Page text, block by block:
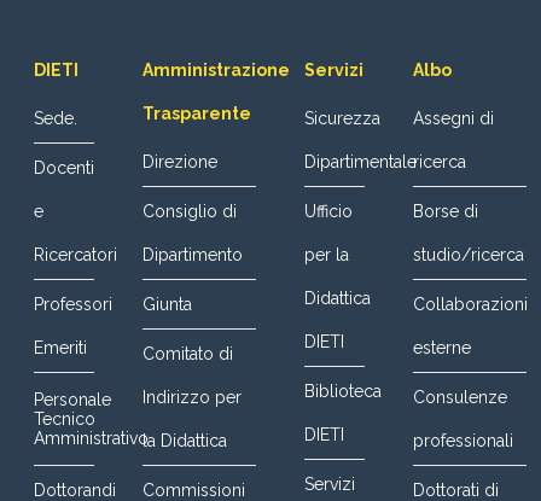
DIETI
Sede.
Docenti
e
Ricercatori
Professori
Emeriti
Personale
Tecnico
Amministrativo
Dottorandi
Amministrazione
Trasparente
Direzione
Consiglio di
Dipartimento
Giunta
Comitato di
Indirizzo per
la Didattica
Commissioni
Servizi
Sicurezza
Dipartimentale
Ufficio
per la
Didattica
DIETI
Biblioteca
DIETI
Servizi
Albo
Assegni di
ricerca
Borse di
studio/ricerca
Collaborazioni
esterne
Consulenze
professionali
Dottorati di